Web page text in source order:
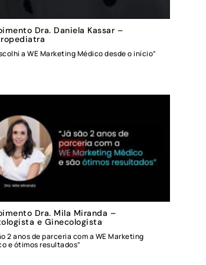
Dra. Daniela Kassar –
a WE Marketing Médico desde o início”
Dra. Mila Miranda –
e Ginecologista
2 anos de parceria com a WE Marketing
e ótimos resultados”